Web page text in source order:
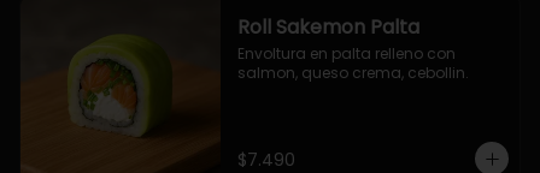
Roll Sakemon Palta
Envoltura en palta relleno con
salmon, queso crema, cebollin.
$7.490